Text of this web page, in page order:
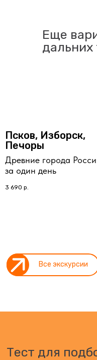
Еще
дальних
Псков, Изборск,
Печоры
Древние города
за один день
3 690 р.
Все экскурсии
Тест для